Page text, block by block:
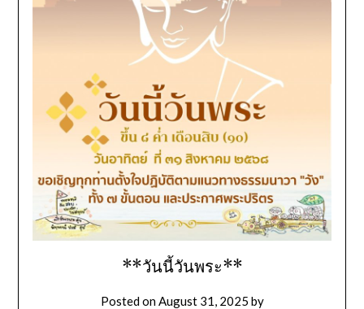
**วันนี้วันพระ**
Posted on August 31, 2025 by